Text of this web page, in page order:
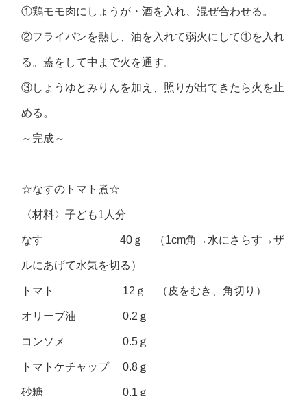
①鶏モモ肉にしょうが・酒を入れ、混ぜ合わせる。
②フライパンを熱し、油を入れて弱火にして①を入れ
る。蓋をして中まで火を通す。
③しょうゆとみりんを加え、照りが出てきたら火を止
める。
～完成～
☆なすのトマト煮☆
〈材料〉子ども1人分
なす 40ｇ （1cm角→水にさらす→ザ
ルにあげて水気を切る）
トマト 12ｇ （皮をむき、角切り）
オリーブ油 0.2ｇ
コンソメ 0.5ｇ
トマトケチャップ 0.8ｇ
砂糖 0.1ｇ